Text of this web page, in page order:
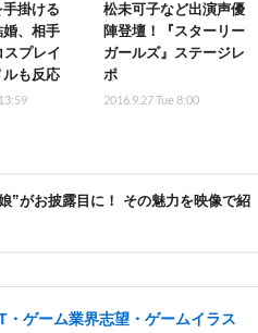
掛ける
、相手
スプレイ
も反応
松未可子など出演声優
陣登壇！『スターリー
ガールズ』ステージレ
ポ
2016.9.27 Tue 8:00
”がお披露目に！ その魅力を映像で紹
・ゲーム業界志望・ゲームイラス